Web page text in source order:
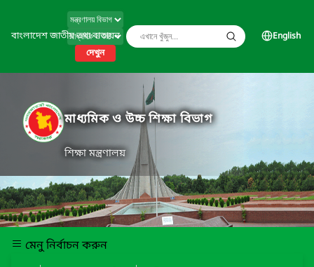
বাংলাদেশ জাতীয় তথ্য বাতায়ন
দেখুন
English
মাধ্যমিক ও উচ্চ শিক্ষা বিভাগ
শিক্ষা মন্ত্রণালয়
মেনু নির্বাচন করুন